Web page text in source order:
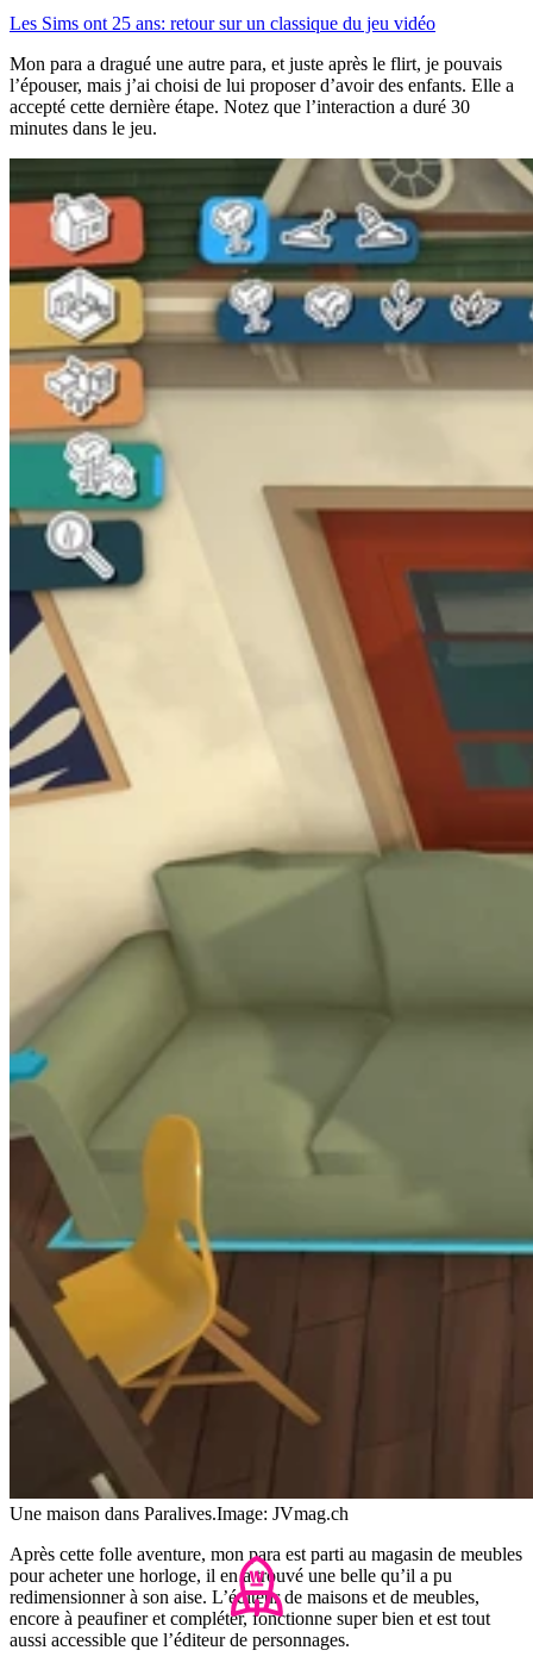
Les Sims ont 25 ans: retour sur un classique du jeu vidéo
Mon para a dragué une autre para, et juste après le flirt, je pouvais
l’épouser, mais j’ai choisi de lui proposer d’avoir des enfants. Elle a
accepté cette dernière étape. Notez que l’interaction a duré 30
minutes dans le jeu.
Une maison dans Paralives.Image: JVmag.ch
Après cette folle aventure, mon para est parti au magasin de meubles
pour acheter une horloge, il en a trouvé une belle qu’il a pu
redimensionner à son aise. L’éditeur de maisons et de meubles,
encore à peaufiner et compléter, fonctionne super bien et est tout
aussi accessible que l’éditeur de personnages.